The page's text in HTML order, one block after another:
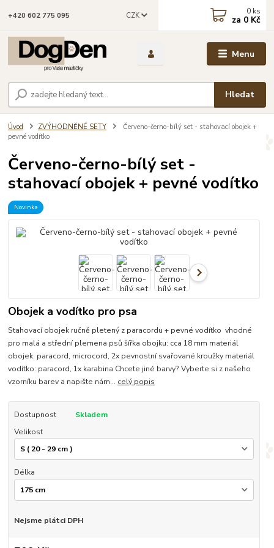
Menu
CZK
Hledat
+420 602 775 095 0 ks
za 0 Kč
Úvod ZVÝHODNĚNÉ SETY
Červeno-černo-bílý set - stahovací obojek +
pevné vodítko
Červeno-černo-bílý set -
stahovací obojek + pevné vodítko
Novinka
Obojek a vodítko pro psa
Stahovací obojek ručně pletený z paracordu + pevné vodítko vhodné
pro malá a střední plemena psů šířka obojku: cca 18 mm materiál
obojek: paracord, microcord, 2x pevnostní svařované kroužky materiál
vodítko: paracord, 1x karabina Chcete jiné barvy? Vyberte si z našeho
vzorníku barev a napište nám... celý popis
Dostupnost
Skladem
Velikost
Délka
Nejsme plátci DPH